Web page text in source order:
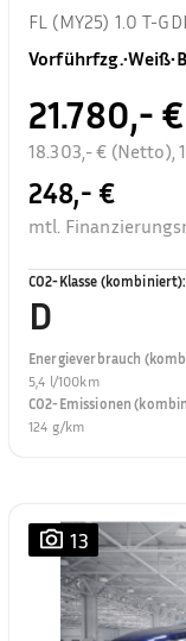
FL (MY25) 1.0 T-
Vorführfzg.•Weiß•
21.780,- €
18.303,- € (Netto),
248,- €
mtl.
CO2-Klasse (kombiniert):
D
Energieverbrauch
5,4 l/100km
CO2-Emissionen
124 g/km
13